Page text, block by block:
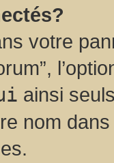
votre
ainsi
nom